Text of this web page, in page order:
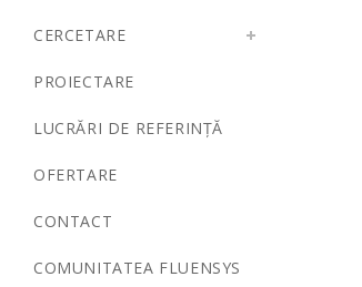
CERCETARE
PROIECTARE
LUCRĂRI DE REFERINȚĂ
OFERTARE
CONTACT
COMUNITATEA FLUENSYS